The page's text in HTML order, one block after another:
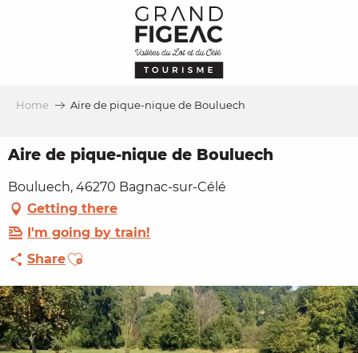
Home Aire de pique-nique de Bouluech
Aire de pique-nique de Bouluech
Bouluech, 46270 Bagnac-sur-Célé
Getting there
I'm going by train!
ShareAjouter aux favoris